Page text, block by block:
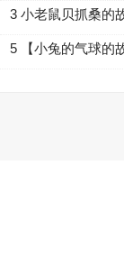
3 小老鼠贝抓桑的
5 【小兔的气球的